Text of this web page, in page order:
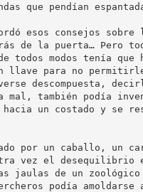
que pendían
esos consejos
de la puerta… Pero
todos modos tenía que
llave para no
descompuesta,
también podía
un costado y se
por un caballo, un
vez el desequilibrio
jaulas de un zoológico
podía amoldarse